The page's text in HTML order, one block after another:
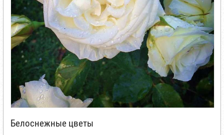
Белоснежные цветы